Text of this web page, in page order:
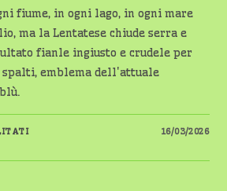
fiume, in ogni lago, in ogni mare
ma la Lentatese chiude serra e
fianle ingiusto e crudele per
emblema dell'attuale
SU
DI
16/03/2026